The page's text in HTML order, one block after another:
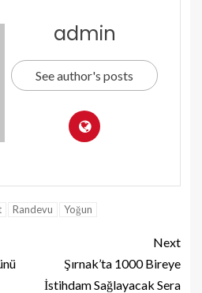
admin
See author's posts
Randevu Yoğun
Next
Şırnak’ta 1000 Bireye
İstihdam Sağlayacak Sera